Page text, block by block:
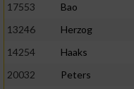
17553
Bao
13246
Herzog
14254
Haaks
20032
Peters